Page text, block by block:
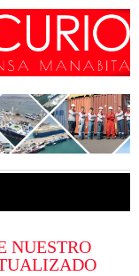
NUESTRO